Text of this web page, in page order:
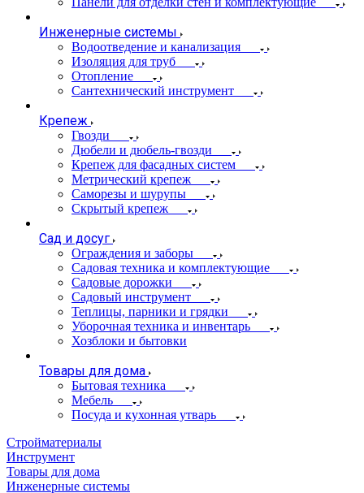
Инженерные системы
Водоотведение и канализация
Изоляция для труб
Отопление
Сантехнический инструмент
Крепеж
Гвозди
Дюбели и дюбель-гвозди
Крепеж для фасадных систем
Метрический крепеж
Саморезы и шурупы
Скрытый крепеж
Сад и досуг
Ограждения и заборы
Садовая техника и комплектующие
Садовые дорожки
Садовый инструмент
Теплицы, парники и грядки
Уборочная техника и инвентарь
Хозблоки и бытовки
Товары для дома
Бытовая техника
Мебель
Посуда и кухонная утварь
Стройматериалы
Инструмент
Товары для дома
Инженерные системы